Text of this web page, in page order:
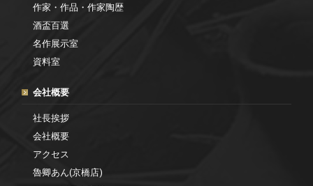
作家・作品・作家陶歴
酒盃百選
名作展示室
資料室
会社概要
社長挨拶
会社概要
アクセス
魯卿あん(京橋店)